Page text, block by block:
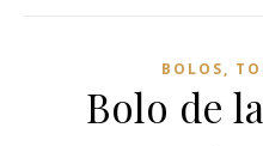
BOLOS,
Bolo de